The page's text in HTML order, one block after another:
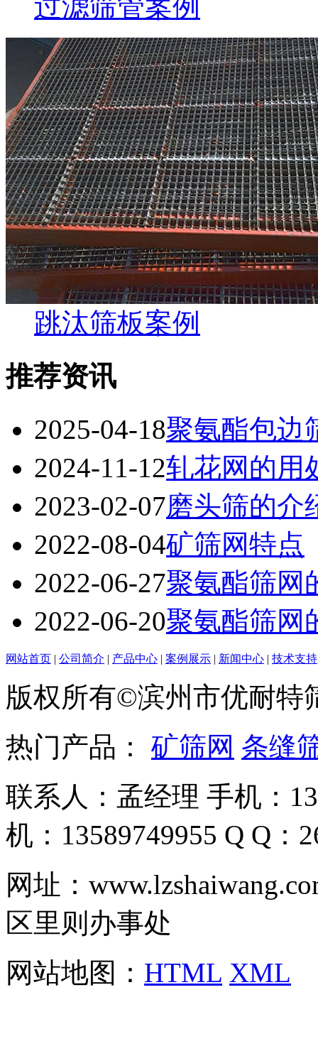
过滤筛管案例
跳汰筛板案例
推荐资讯
2025-04-18聚氨酯包边
2024-11-12轧花网的用
2023-02-07磨头筛的介
2022-08-04矿筛网特点
2022-06-27聚氨酯筛网
2022-06-20聚氨酯筛网
网站首页 | 公司简介 | 产品中心 | 案例展示 | 新闻中心 | 技术支持
版权所有©滨州市优耐特
热门产品： 矿筛网 条缝
联系人：孟经理 手机：
机：13589749955 Q Q：
网址：
区里则办事处
网站地图： HTML XML